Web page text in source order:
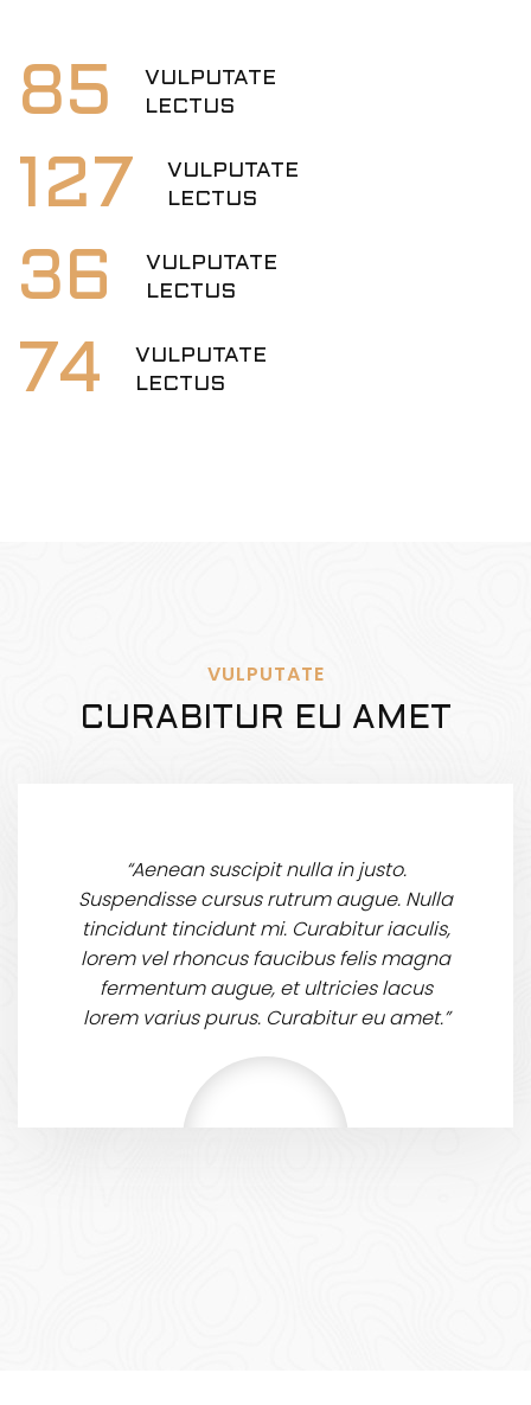
85
VULPUTATE
LECTUS
127
VULPUTATE
LECTUS
36
VULPUTATE
LECTUS
74
VULPUTATE
LECTUS
VULPUTATE
CURABITUR EU AMET
“Aenean suscipit nulla in justo.
Suspendisse cursus rutrum augue. Nulla
tincidunt tincidunt mi. Curabitur iaculis,
lorem vel rhoncus faucibus felis magna
fermentum augue, et ultricies lacus
lorem varius purus. Curabitur eu amet.”